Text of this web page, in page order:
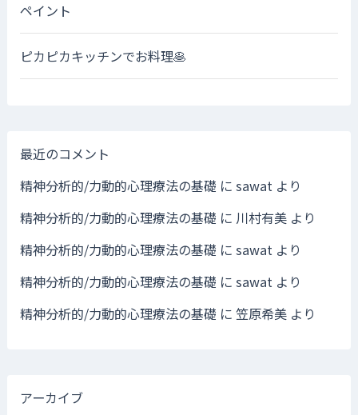
ペイント
ピカピカキッチンでお料理🥞
最近のコメント
精神分析的/力動的心理療法の基礎 に sawatより
精神分析的/力動的心理療法の基礎 に 川村有美より
精神分析的/力動的心理療法の基礎 に sawatより
精神分析的/力動的心理療法の基礎 に sawatより
精神分析的/力動的心理療法の基礎 に 笠原希美より
アーカイブ